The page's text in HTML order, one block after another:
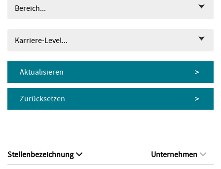
Bereich...
Karriere-Level...
Aktualisieren
Zurücksetzen
Stellenbezeichnung
Unternehmen